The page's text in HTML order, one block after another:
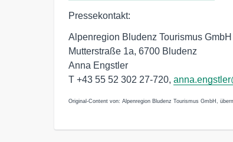
Pressekontakt:
Alpenregion Bludenz Tourismus GmbH
Mutterstraße 1a, 6700 Bludenz
Anna Engstler
T +43 55 52 302 27-720,
Original-Content von: Alpenregion Bludenz Tourismus GmbH,